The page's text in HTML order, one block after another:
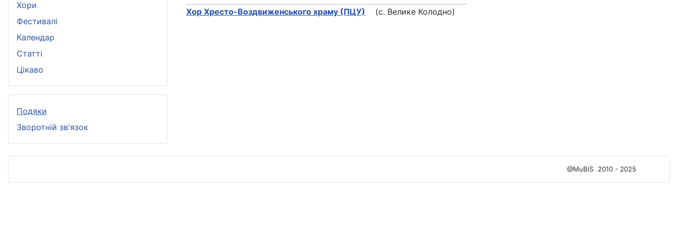
Хори
Фестивалі
Календар
Статті
Цікаво
Подяки
Зворотній зв'язок
Хор Хресто-Воздвиженського храму (ПЦУ) (с. Велике Колодно)
@MuBiS 2010 - 2025